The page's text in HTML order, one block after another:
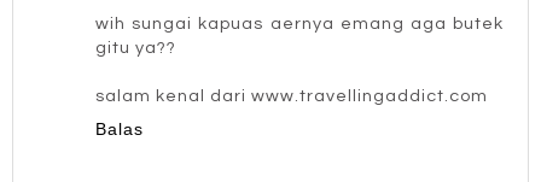
wih sungai kapuas aernya emang aga butek
gitu ya??
salam kenal dari www.travellingaddict.com
Balas